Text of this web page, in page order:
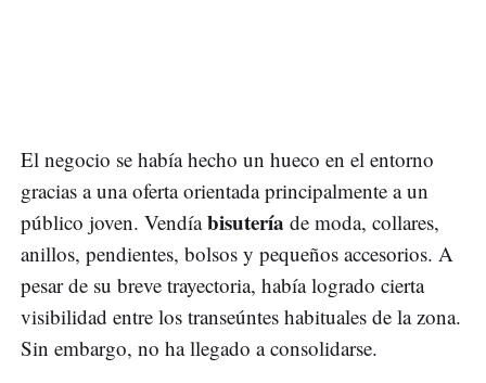
El negocio se había hecho un hueco en el entorno
gracias a una oferta orientada principalmente a un
público joven. Vendíabisutería de moda, collares,
anillos, pendientes, bolsos y pequeños accesorios. A
pesar de su breve trayectoria, había logrado cierta
visibilidad entre los transeúntes habituales de la zona.
Sin embargo, no ha llegado a consolidarse.